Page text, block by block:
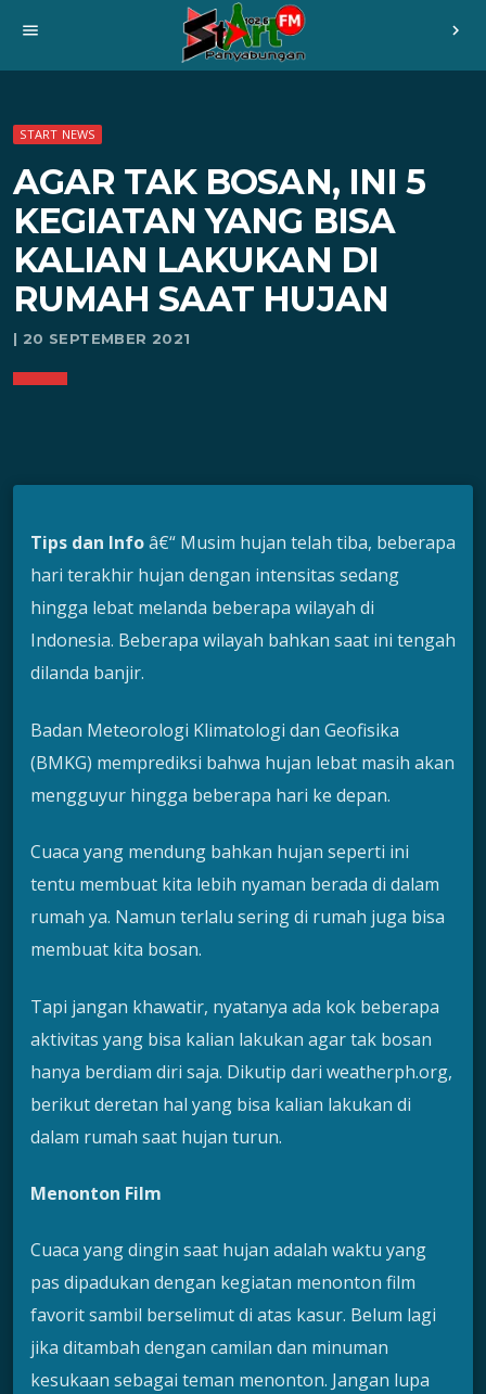
menu chevron_right
START NEWS
AGAR TAK BOSAN, INI 5
KEGIATAN YANG BISA
KALIAN LAKUKAN DI
RUMAH SAAT HUJAN
| 20 SEPTEMBER 2021
Tips dan Infoâ€“ Musim hujan telah tiba, beberapa
hari terakhir hujan dengan intensitas sedang
hingga lebat melanda beberapa wilayah di
Indonesia. Beberapa wilayah bahkan saat ini tengah
dilanda banjir.
Badan Meteorologi Klimatologi dan Geofisika
(BMKG) memprediksi bahwa hujan lebat masih akan
mengguyur hingga beberapa hari ke depan.
Cuaca yang mendung bahkan hujan seperti ini
tentu membuat kita lebih nyaman berada di dalam
rumah ya. Namun terlalu sering di rumah juga bisa
membuat kita bosan.
Tapi jangan khawatir, nyatanya ada kok beberapa
aktivitas yang bisa kalian lakukan agar tak bosan
hanya berdiam diri saja. Dikutip dari weatherph.org,
berikut deretan hal yang bisa kalian lakukan di
dalam rumah saat hujan turun.
Menonton Film
Cuaca yang dingin saat hujan adalah waktu yang
pas dipadukan dengan kegiatan menonton film
favorit sambil berselimut di atas kasur. Belum lagi
jika ditambah dengan camilan dan minuman
kesukaan sebagai teman menonton. Jangan lupa